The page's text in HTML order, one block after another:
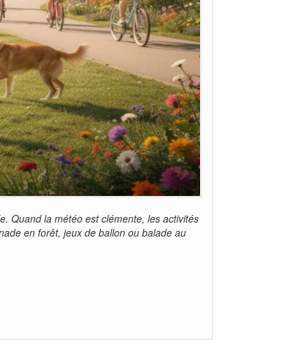
Quand la météo est clémente, les activités
en forêt, jeux de ballon ou balade au